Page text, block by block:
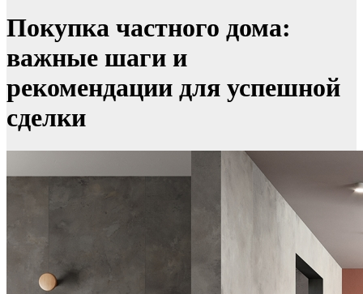
Покупка частного дома:
важные шаги и
рекомендации для успешной
сделки